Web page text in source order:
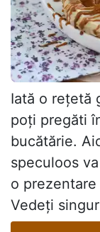
Iată o rețetă
poți pregăti
bucătărie.
speculoos
o
Vedeți